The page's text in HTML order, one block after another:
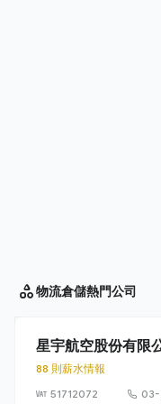
物流倉儲熱門公司
星宇航空股份有限
88 則薪水情報
51712072